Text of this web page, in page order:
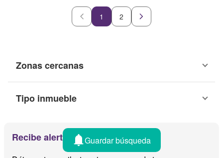
1 2
Zonas cercanas
Tipo inmueble
Recibe alertas por emailGuardar búsqueda